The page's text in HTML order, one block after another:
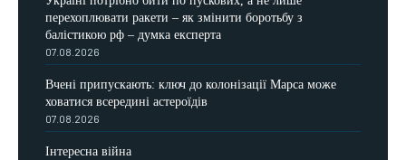
перехоплювати ракети – як змінити боротьбу з
балістикою рф – думка експерта
07.08.2026
Вчені припускають: ключ до колонізації Марса може
ховатися всередині астероїдів
07.08.2026
Інтересна війна